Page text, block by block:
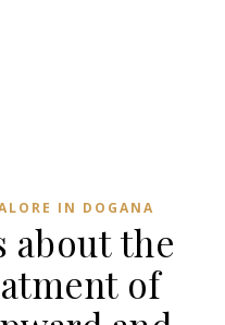
IN DOGANA
about the
of